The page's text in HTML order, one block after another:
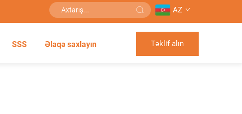
AZ
SSS Əlaqə saxlayın Təklif alın